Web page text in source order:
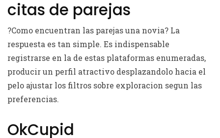
citas de parejas
?Como encuentran las parejas una novia? La
respuesta es tan simple. Es indispensable
registrarse en la de estas plataformas enumeradas,
producir un perfil atractivo desplazandolo hacia el
pelo ajustar los filtros sobre exploracion segun las
preferencias.
OkCupid